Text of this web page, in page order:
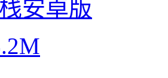
安卓版